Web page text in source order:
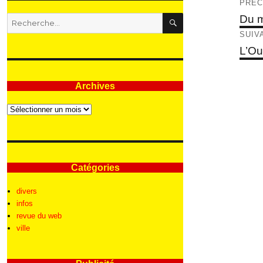
de
Du
Recherche
pour
RECHERCHE
Archives
Archives
Catégories
divers
infos
revue du web
ville